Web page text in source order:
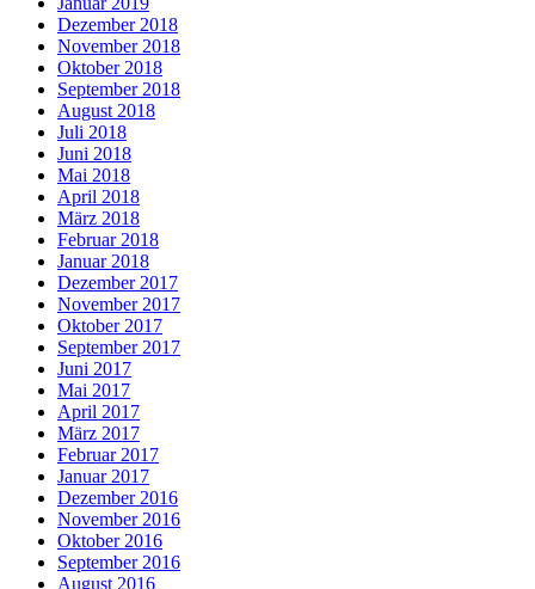
Dezember 2018
November 2018
Oktober 2018
September 2018
August 2018
Juli 2018
Juni 2018
Mai 2018
April 2018
März 2018
Februar 2018
Januar 2018
Dezember 2017
November 2017
Oktober 2017
September 2017
Juni 2017
Mai 2017
April 2017
März 2017
Februar 2017
Januar 2017
Dezember 2016
November 2016
Oktober 2016
September 2016
August 2016